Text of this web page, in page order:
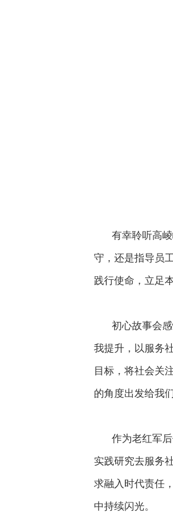
有幸聆听高
守，还是指导员
践行使命，立足
初心故事会
我提升，以服务
目标，将社会关
的角度出发给我
作为老红军
实践研究去服务
求融入时代责任
中持续闪光。